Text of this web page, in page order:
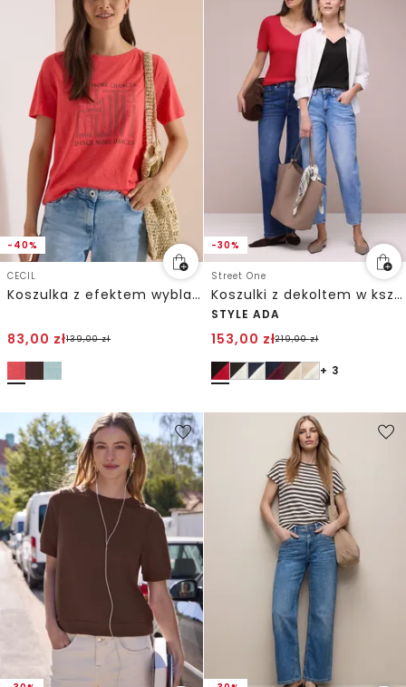
-40%
CECIL
Koszulka z efektem wyblakłego wzoru
83,00 zł139,00zł
-30%
Street One
Koszulki z dekoltem w kształcie serca w opakowaniu po 2 szt.
STYLE ADA
153,00 zł219,00zł
+ 3